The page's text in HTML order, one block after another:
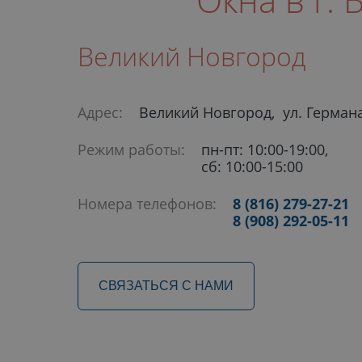
Великий Новгород
Адрес:
Великий Новгород, ул.
Режим работы:
пн-пт: 10:00-19:00,
сб: 10:00-15:00
Номера телефонов:
8 (816) 279-27-21
8 (908) 292-05-11
СВЯЗАТЬСЯ С НАМИ